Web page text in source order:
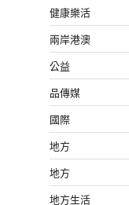
健康樂活
兩岸港澳
公益
品傳媒
國際
地方
地方
地方生活